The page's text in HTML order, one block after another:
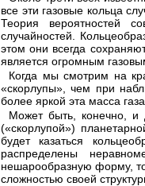
все эти газовые кольца
Теория вероятностей
случайностей.
этом они всегда
является огромным
Когда мы смотрим на
«скорлупы», чем при
более яркой эта масса
Может быть, конечно, и
(«скорлупой»)
будет казаться
распределены
нешарообразную форму,
сложностью своей